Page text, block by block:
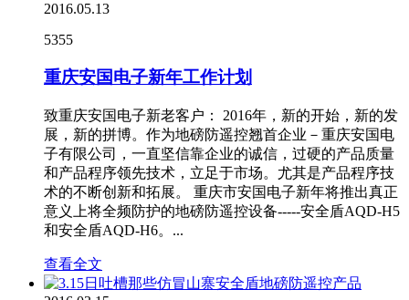
2016.05.13
5355
重庆安国电子新年工作计划
致重庆安国电子新老客户： 2016年，新的开始，新的发
展，新的拼博。作为地磅防遥控翘首企业－重庆安国电
子有限公司，一直坚信靠企业的诚信，过硬的产品质量
和产品程序领先技术，立足于市场。尤其是产品程序技
术的不断创新和拓展。 重庆市安国电子新年将推出真正
意义上将全频防护的地磅防遥控设备-----安全盾AQD-H5
和安全盾AQD-H6。...
查看全文